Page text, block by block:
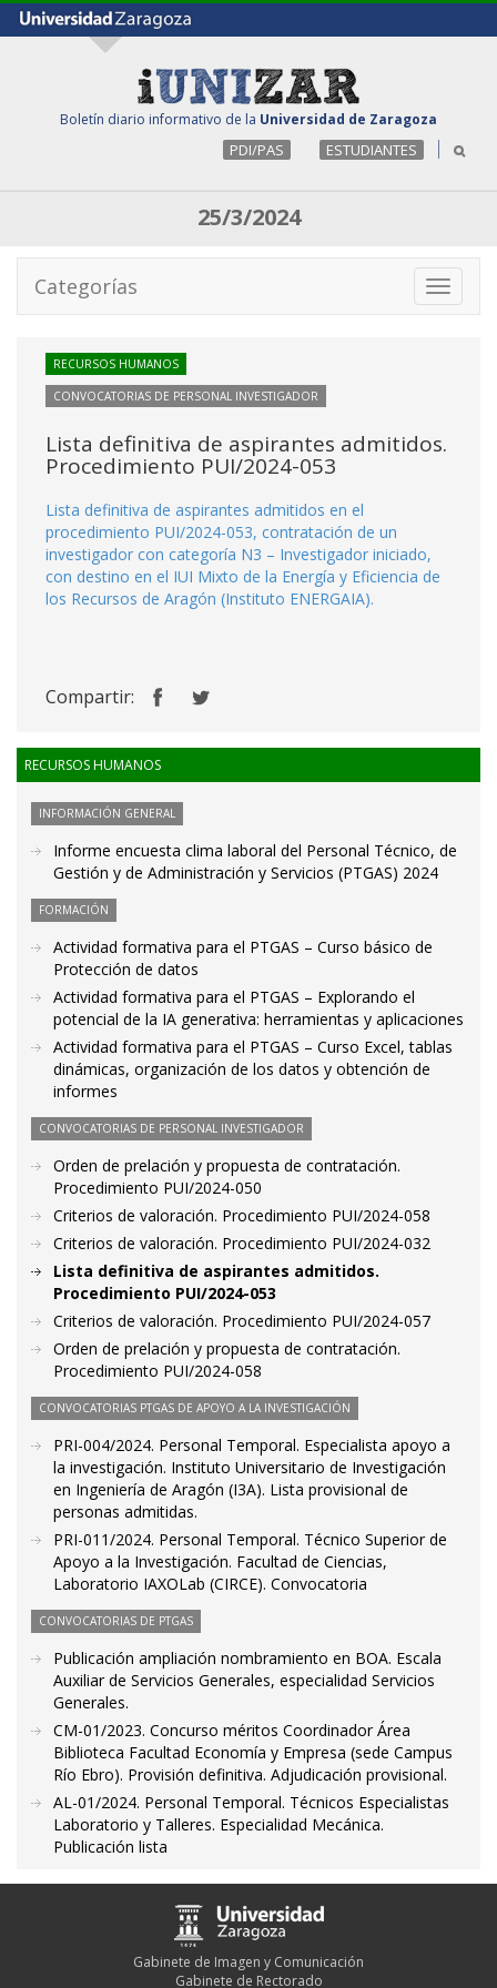
Boletín diario informativo de la Universidad de Zaragoza
PDI/PAS ESTUDIANTES
25/3/2024
Toggle
Categorías
RECURSOS HUMANOS
CONVOCATORIAS DE PERSONAL INVESTIGADOR
Lista definitiva de aspirantes admitidos.
Procedimiento PUI/2024-053
Lista definitiva de aspirantes admitidos en el
procedimiento PUI/2024-053, contratación de un
investigador con categoría N3 – Investigador iniciado,
con destino en el IUI Mixto de la Energía y Eficiencia de
los Recursos de Aragón (Instituto ENERGAIA).
Compartir:
RECURSOS HUMANOS
INFORMACIÓN GENERAL
Informe encuesta clima laboral del Personal Técnico, de
Gestión y de Administración y Servicios (PTGAS) 2024
FORMACIÓN
Actividad formativa para el PTGAS – Curso básico de
Protección de datos
Actividad formativa para el PTGAS – Explorando el
potencial de la IA generativa: herramientas y aplicaciones
Actividad formativa para el PTGAS – Curso Excel, tablas
dinámicas, organización de los datos y obtención de
informes
CONVOCATORIAS DE PERSONAL INVESTIGADOR
Orden de prelación y propuesta de contratación.
Procedimiento PUI/2024-050
Criterios de valoración. Procedimiento PUI/2024-058
Criterios de valoración. Procedimiento PUI/2024-032
Lista definitiva de aspirantes admitidos.
Procedimiento PUI/2024-053
Criterios de valoración. Procedimiento PUI/2024-057
Orden de prelación y propuesta de contratación.
Procedimiento PUI/2024-058
CONVOCATORIAS PTGAS DE APOYO A LA INVESTIGACIÓN
PRI-004/2024. Personal Temporal. Especialista apoyo a
la investigación. Instituto Universitario de Investigación
en Ingeniería de Aragón (I3A). Lista provisional de
personas admitidas.
PRI-011/2024. Personal Temporal. Técnico Superior de
Apoyo a la Investigación. Facultad de Ciencias,
Laboratorio IAXOLab (CIRCE). Convocatoria
CONVOCATORIAS DE PTGAS
Publicación ampliación nombramiento en BOA. Escala
Auxiliar de Servicios Generales, especialidad Servicios
Generales.
CM-01/2023. Concurso méritos Coordinador Área
Biblioteca Facultad Economía y Empresa (sede Campus
Río Ebro). Provisión definitiva. Adjudicación provisional.
AL-01/2024. Personal Temporal. Técnicos Especialistas
Laboratorio y Talleres. Especialidad Mecánica.
Publicación lista
Gabinete de Imagen y Comunicación
Gabinete de Rectorado